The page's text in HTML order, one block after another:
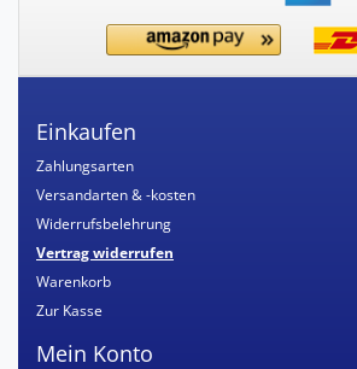
Einkaufen
Zahlungsarten
Versandarten & -kosten
Widerrufsbelehrung
Vertrag widerrufen
Warenkorb
Zur Kasse
Mein Konto